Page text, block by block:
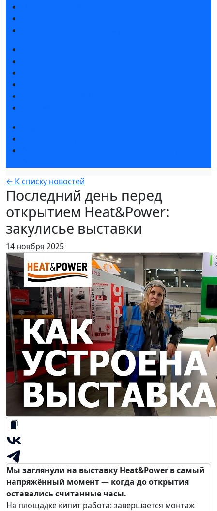
← К списку новостей
Последний день перед
открытием Heat&Power:
закулисье выставки
14 ноября 2025
Мы заглянули на выставку Heat&Power в самый
напряжённый момент — когда до открытия
оставались считанные часы.
На площадке кипит работа: завершается монтаж